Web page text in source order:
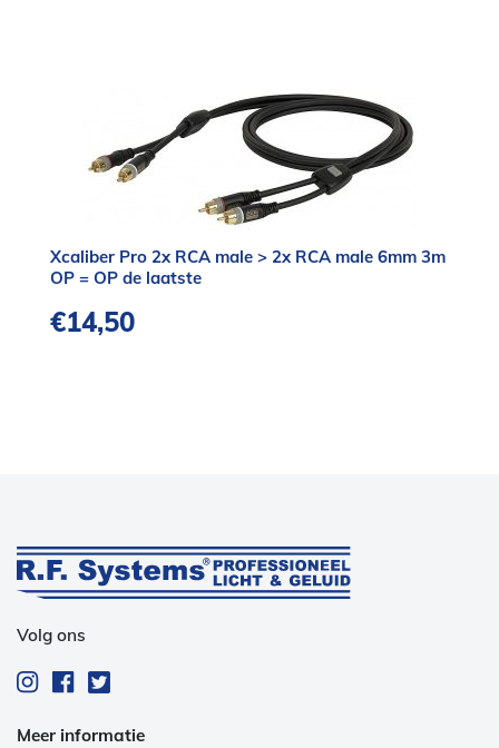
Xcaliber Pro 2x RCA male > 2x RCA male 6mm 3m
OP = OP de laatste
€14,50
Volg ons
Meer informatie